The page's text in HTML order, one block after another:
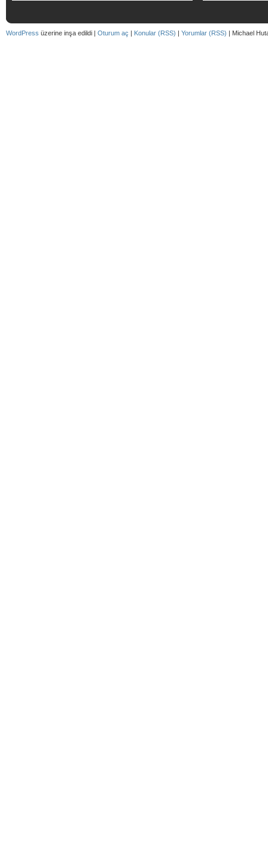
WordPress üzerine inşa edildi | Oturum aç | Konular (RSS) | Yorumlar (RSS) | Michael